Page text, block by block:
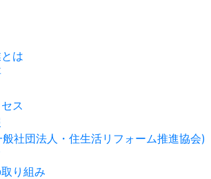
は
ス
般社団法人・住生活リフォーム推進協会)
り組み